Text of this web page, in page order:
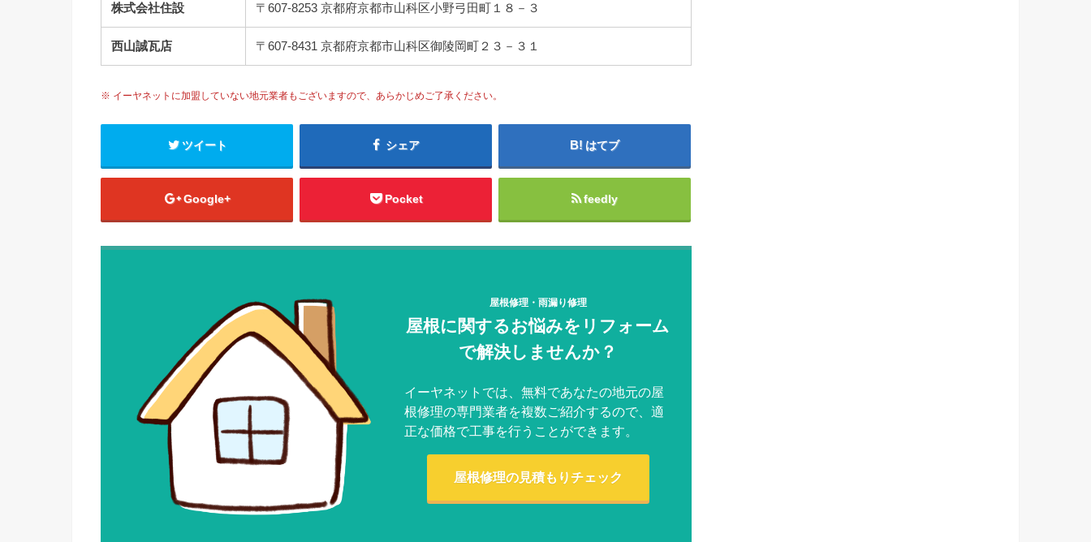
株式会社住設 〒607-8253 京都府京都市山科区小野弓田町１８－３
西山誠瓦店 〒607-8431 京都府京都市山科区御陵岡町２３－３１
※ イーヤネットに加盟していない地元業者もございますので、あらかじめご了承ください。
ツイート シェア はてブ
Google+ Pocket feedly
屋根修理・雨漏り修理
屋根に関するお悩みをリフォーム
で解決しませんか？
イーヤネットでは、無料であなたの地元の屋
根修理の専門業者を複数ご紹介するので、適
正な価格で工事を行うことができます。
屋根修理の見積もりチェック